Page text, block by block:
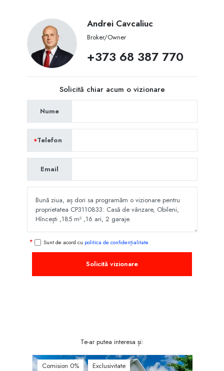
Andrei Cavcaliuc
Broker/Owner
+373 68 387 770
Solicită chiar acum o vizionare
Nume
Telefon
Email
Sunt de acord cu politica de confidențialitate
Solicită vizionare
Te-ar putea interesa și:
Comision 0% Exclusivitate